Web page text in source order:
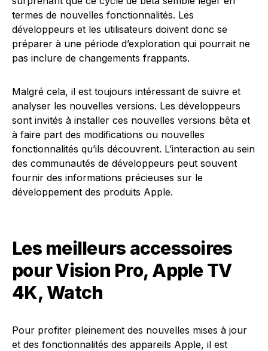
termes de nouvelles fonctionnalités. Les
développeurs et les utilisateurs doivent donc se
préparer à une période d’exploration qui pourrait ne
pas inclure de changements frappants.
Malgré cela, il est toujours intéressant de suivre et
analyser les nouvelles versions. Les développeurs
sont invités à installer ces nouvelles versions bêta et
à faire part des modifications ou nouvelles
fonctionnalités qu’ils découvrent. L’interaction au sein
des communautés de développeurs peut souvent
fournir des informations précieuses sur le
développement des produits Apple.
Les meilleurs accessoires
pour Vision Pro, Apple TV
4K, Watch
Pour profiter pleinement des nouvelles mises à jour
et des fonctionnalités des appareils Apple, il est